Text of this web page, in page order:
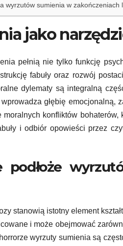
wyrzutów sumienia w zakończeniach
jako
pełnią nie tylko funkcję
fabuły oraz rozwój
dylematy są integralną
głębię emocjonalną,
konfliktów
i odbiór opowieści przez
podłoże
stanowią istotny element
i może obejmować
wyrzuty sumienia są